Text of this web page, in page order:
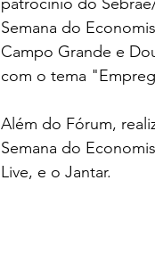
Semana do
Campo Grande e
com o tema
Além do Fórum,
Semana do
Live, e o Jantar.